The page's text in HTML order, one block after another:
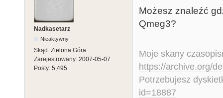
Nadkasetarz
Nieaktywny
Skąd: Zielona Góra
Zarejestrowany: 2007-05-07
Posty: 5,495
Możesz znaleźć
Qmeg3?
Moje skany
https://archive.org/
Potrzebujesz
id=18887